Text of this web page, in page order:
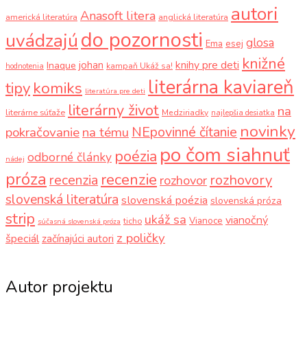
americká literatúra Anasoft litera anglická literatúra autori
uvádzajúdo pozornosti Ema esej glosa
hodnotenia Inaque johan kampaň Ukáž sa! knihy pre deti knižné
tipy komiks literatúra pre deti literárna kaviareň
literárne súťaže literárny život Medziriadky najlepšia desiatka na
pokračovaniena tému NEpovinné čítanie novinky
nádej odborné články poézia po čom siahnuť
próza recenzia recenzie rozhovor rozhovory
slovenská literatúra slovenská poézia slovenská próza
strip súčasná slovenská próza ticho ukáž sa Vianoce vianočný
špeciál začínajúci autori z poličky
Autor projektu